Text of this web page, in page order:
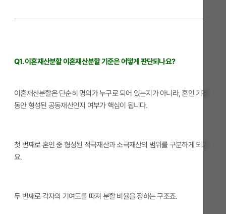
Q1. 이혼재산분할 이혼재산분할 기준은 어떻게 판단되나요?
이혼재산분할은 단순히 명의가 누구로 되어 있는지가 아니라, 혼인 기간
동안 형성된 공동재산인지 여부가 핵심이 됩니다.
첫 번째로 혼인 중 형성된 적극재산과 소극재산의 범위를 구분하게 되고
요.
두 번째로 각자의 기여도를 따져 분할 비율을 정하는 구조죠.